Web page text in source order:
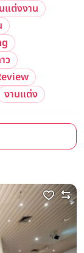
แต่งงาน
ว
งานแต่ง